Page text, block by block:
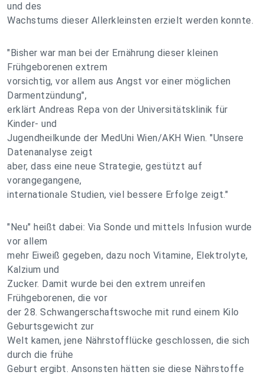
und des
Wachstums dieser Allerkleinsten erzielt werden konnte.
"Bisher war man bei der Ernährung dieser kleinen
Frühgeborenen extrem
vorsichtig, vor allem aus Angst vor einer möglichen
Darmentzündung",
erklärt Andreas Repa von der Universitätsklinik für
Kinder- und
Jugendheilkunde der MedUni Wien/AKH Wien. "Unsere
Datenanalyse zeigt
aber, dass eine neue Strategie, gestützt auf
vorangegangene,
internationale Studien, viel bessere Erfolge zeigt."
"Neu" heißt dabei: Via Sonde und mittels Infusion wurde
vor allem
mehr Eiweiß gegeben, dazu noch Vitamine, Elektrolyte,
Kalzium und
Zucker. Damit wurde bei den extrem unreifen
Frühgeborenen, die vor
der 28. Schwangerschaftswoche mit rund einem Kilo
Geburtsgewicht zur
Welt kamen, jene Nährstofflücke geschlossen, die sich
durch die frühe
Geburt ergibt. Ansonsten hätten sie diese Nährstoffe